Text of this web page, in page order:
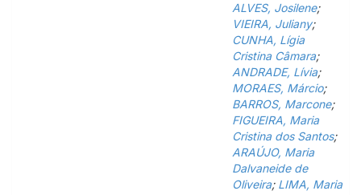
ALVES, Josilene;
VIEIRA, Juliany;
CUNHA, Lígia
Cristina Câmara;
ANDRADE, Lívia;
MORAES, Márcio;
BARROS, Marcone;
FIGUEIRA, Maria
Cristina dos Santos;
ARAÚJO, Maria
Dalvaneide de
Oliveira; LIMA, Maria